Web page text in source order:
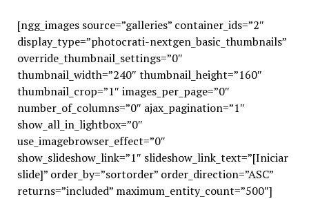
[ngg_images source=”galleries” container_ids=”2″
display_type=”photocrati-nextgen_basic_thumbnails”
override_thumbnail_settings=”0″
thumbnail_width=”240″ thumbnail_height=”160″
thumbnail_crop=”1″ images_per_page=”0″
number_of_columns=”0″ ajax_pagination=”1″
show_all_in_lightbox=”0″
use_imagebrowser_effect=”0″
show_slideshow_link=”1″ slideshow_link_text=”[Iniciar
slide]” order_by=”sortorder” order_direction=”ASC”
returns=”included” maximum_entity_count=”500″]